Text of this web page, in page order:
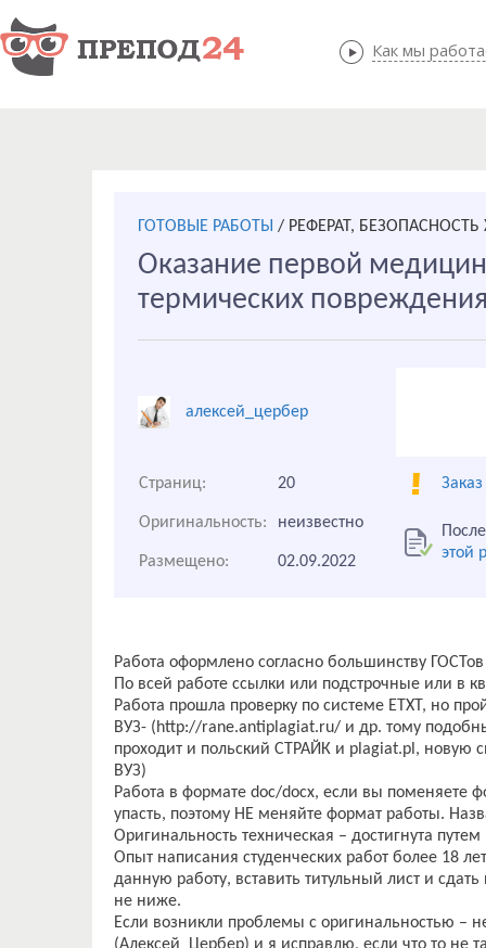
Как мы
Как мы
ГОТОВЫЕ РАБОТЫ / РЕФЕРАТ,
Оказание первой
термических
алексей_цербер
Страниц: 20
Оригинальность: неизвестно
этой
Размещено: 02.09.2022
Работа оформлено согласно большинству ГОСТов
По всей работе ссылки или подстрочные или в
Работа прошла проверку по системе ЕТХТ, но
ВУЗ- (http://rane.antiplagiat.ru/ и др. тому
проходит и польский СТРАЙК и plagiat.pl,
ВУЗ)
Работа в формате doc/docx, если вы поменяете
упасть, поэтому НЕ меняйте формат работы.
Оригинальность техническая – достигнута
Опыт написания студенческих работ более 18
данную работу, вставить титульный лист и
не ниже.
Если возникли проблемы с оригинальностью –